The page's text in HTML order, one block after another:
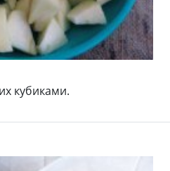
кубиками.